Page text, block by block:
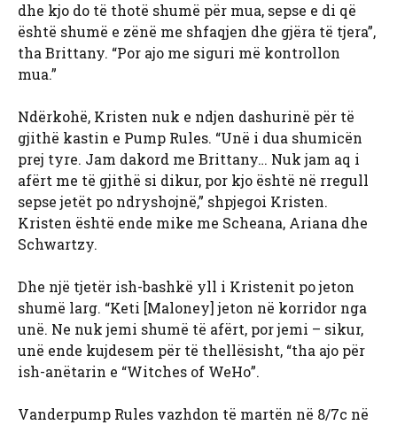
dhe kjo do të thotë shumë për mua, sepse e di që
është shumë e zënë me shfaqjen dhe gjëra të tjera”,
tha Brittany. “Por ajo me siguri më kontrollon
mua.”
Ndërkohë, Kristen nuk e ndjen dashurinë për të
gjithë kastin e Pump Rules. “Unë i dua shumicën
prej tyre. Jam dakord me Brittany… Nuk jam aq i
afërt me të gjithë si dikur, por kjo është në rregull
sepse jetët po ndryshojnë,” shpjegoi Kristen.
Kristen është ende mike me Scheana, Ariana dhe
Schwartzy.
Dhe një tjetër ish-bashkë yll i Kristenit po jeton
shumë larg. “Keti [Maloney] jeton në korridor nga
unë. Ne nuk jemi shumë të afërt, por jemi – sikur,
unë ende kujdesem për të thellësisht, “tha ajo për
ish-anëtarin e “Witches of WeHo”.
Vanderpump Rules vazhdon të martën në 8/7c në